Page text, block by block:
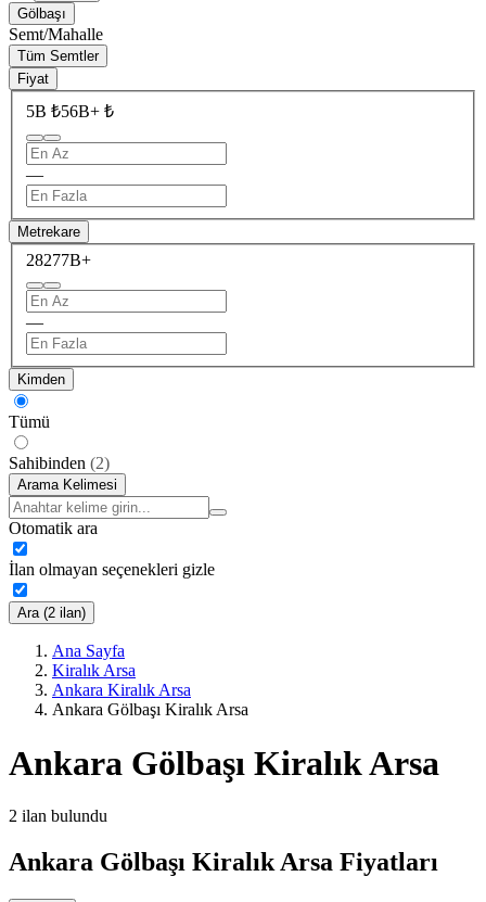
Gölbaşı
Semt/Mahalle
Tüm Semtler
Fiyat
5B ₺56B+ ₺
—
Metrekare
28277B+
—
Kimden
Tümü
Sahibinden (2)
Arama Kelimesi
Otomatik ara
İlan olmayan seçenekleri gizle
Ara (2 ilan)
Ana Sayfa
Kiralık Arsa
Ankara Kiralık Arsa
Ankara Gölbaşı Kiralık Arsa
Ankara Gölbaşı Kiralık Arsa
2 ilan bulundu
Ankara Gölbaşı Kiralık Arsa Fiyatları